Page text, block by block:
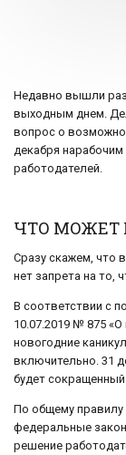
Недавно вышли
выходным днем.
вопрос о
декабря нарабочим
работодателей.
ЧТО МОЖЕТ
Сразу скажем, что
нет запрета на то,
В соответствии с
10.07.2019 № 875
новогодние
включительно. 31
будет сокращенный
По общему правилу
федеральные
решение